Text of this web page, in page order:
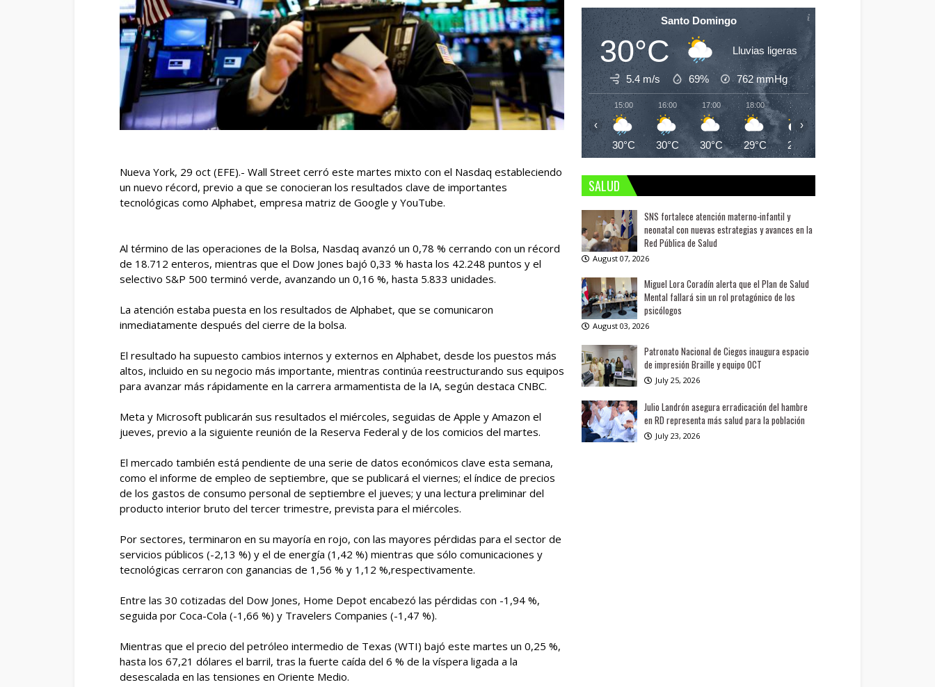
Nueva York, 29 oct (EFE).- Wall Street cerró este martes mixto con el Nasdaq estableciendo
un nuevo récord, previo a que se conocieran los resultados clave de importantes
tecnológicas como Alphabet, empresa matriz de Google y YouTube.
Al término de las operaciones de la Bolsa, Nasdaq avanzó un 0,78 % cerrando con un récord
de 18.712 enteros, mientras que el Dow Jones bajó 0,33 % hasta los 42.248 puntos y el
selectivo S&P 500 terminó verde, avanzando un 0,16 %, hasta 5.833 unidades.
La atención estaba puesta en los resultados de Alphabet, que se comunicaron
inmediatamente después del cierre de la bolsa.
El resultado ha supuesto cambios internos y externos en Alphabet, desde los puestos más
altos, incluido en su negocio más importante, mientras continúa reestructurando sus equipos
para avanzar más rápidamente en la carrera armamentista de la IA, según destaca CNBC.
Meta y Microsoft publicarán sus resultados el miércoles, seguidas de Apple y Amazon el
jueves, previo a la siguiente reunión de la Reserva Federal y de los comicios del martes.
El mercado también está pendiente de una serie de datos económicos clave esta semana,
como el informe de empleo de septiembre, que se publicará el viernes; el índice de precios
de los gastos de consumo personal de septiembre el jueves; y una lectura preliminar del
producto interior bruto del tercer trimestre, prevista para el miércoles.
Por sectores, terminaron en su mayoría en rojo, con las mayores pérdidas para el sector de
servicios públicos (-2,13 %) y el de energía (1,42 %) mientras que sólo comunicaciones y
tecnológicas cerraron con ganancias de 1,56 % y 1,12 %,respectivamente.
Entre las 30 cotizadas del Dow Jones, Home Depot encabezó las pérdidas con -1,94 %,
seguida por Coca-Cola (-1,66 %) y Travelers Companies (-1,47 %).
Mientras que el precio del petróleo intermedio de Texas (WTI) bajó este martes un 0,25 %,
hasta los 67,21 dólares el barril, tras la fuerte caída del 6 % de la víspera ligada a la
desescalada en las tensiones en Oriente Medio.
Santo Domingo
30°C Lluvias ligeras
5.4 m/s 69% 762mmHg
15:00
30°C
16:00
30°C
17:00
30°C
18:00
29°C
19:00
29°C
‹ ›
SALUD
SNS fortalece atención materno-infantil y
neonatal con nuevas estrategias y avances en la
Red Pública de Salud
August 07, 2026
Miguel Lora Coradín alerta que el Plan de Salud
Mental fallará sin un rol protagónico de los
psicólogos
August 03, 2026
Patronato Nacional de Ciegos inaugura espacio
de impresión Braille y equipo OCT
July 25, 2026
Julio Landrón asegura erradicación del hambre
en RD representa más salud para la población
July 23, 2026